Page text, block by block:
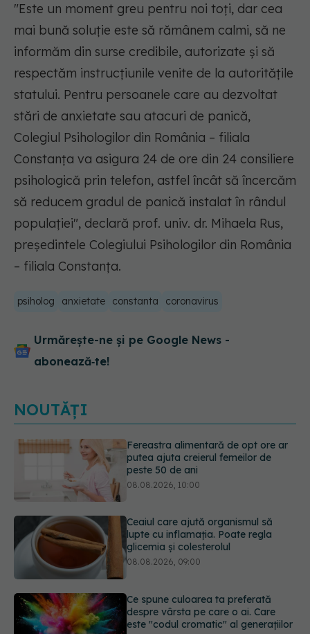
"Este un moment greu pentru noi toți, dar cea
mai bună soluție este să rămânem calmi, să ne
informăm din surse credibile, autorizate și să
respectăm instrucțiunile venite de la autoritățile
statului. Pentru persoanele care au dezvoltat
stări de anxietate sau atacuri de panică,
Colegiul Psihologilor din România – filiala
Constanța va asigura 24 de ore din 24 consiliere
psihologică prin telefon, astfel încât să încercăm
să reducem gradul de panică instalat în rândul
populației", declară prof. univ. dr. Mihaela Rus,
preşedintele Colegiului Psihologilor din România
– filiala Constanţa.
psiholog anxietate constanta coronavirus
Urmărește-ne și pe Google News -
abonează‑te!
NOUTĂȚI
Ceaiul care ajută organismul să
lupte cu inflamația. Poate regla
glicemia și colesterolul
Ce spune culoarea ta preferată
despre vârsta pe care o ai. Care
este "codul cromatic" al generațiilor
EXCLUSIV Cancerele care pot fi
prevenite. Dr. Sorin Bogdan